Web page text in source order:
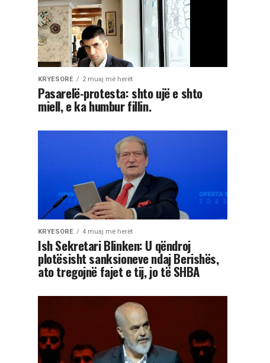
KRYESORE 2 muaj më herët
Pasarelë-protesta: shto ujë e shto
miell, e ka humbur fillin.
KRYESORE 4 muaj më herët
Ish Sekretari Blinken: U qëndroj
plotësisht sanksioneve ndaj Berishës,
ato tregojnë fajet e tij, jo të SHBA